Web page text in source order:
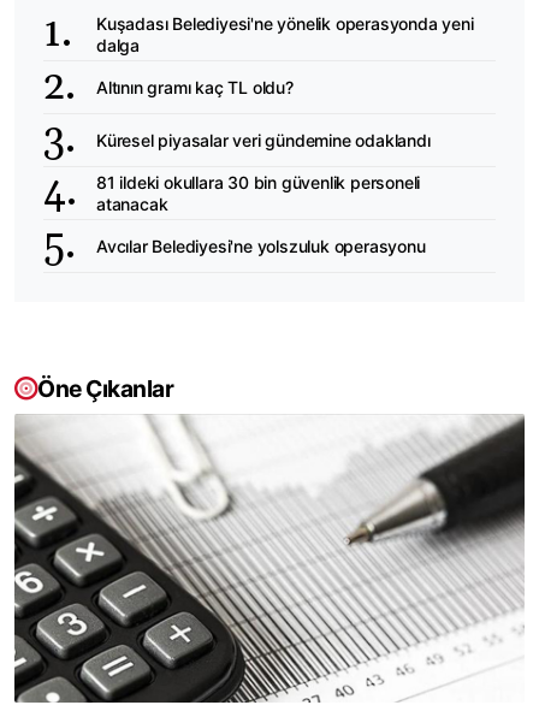
Kuşadası Belediyesi'ne yönelik operasyonda yeni
dalga
Altının gramı kaç TL oldu?
Küresel piyasalar veri gündemine odaklandı
81 ildeki okullara 30 bin güvenlik personeli
atanacak
Avcılar Belediyesi'ne yolszuluk operasyonu
Öne Çıkanlar